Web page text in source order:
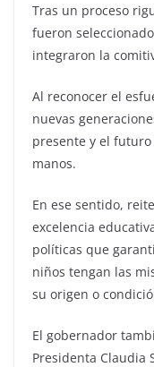
Tras un proceso
fueron
integraron la
Al reconocer el
nuevas
presente y el
manos.
En ese sentido,
excelencia
políticas que
niños tengan las
su origen o
El gobernador
Presidenta Claudia